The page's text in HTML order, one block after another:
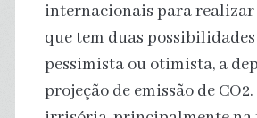
internacionais para realizar
que tem duas
pessimista ou otimista, a
projeção de emissão de